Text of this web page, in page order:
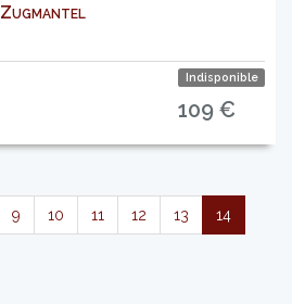
Indisponible
109 €
9 10 11 12 13 14